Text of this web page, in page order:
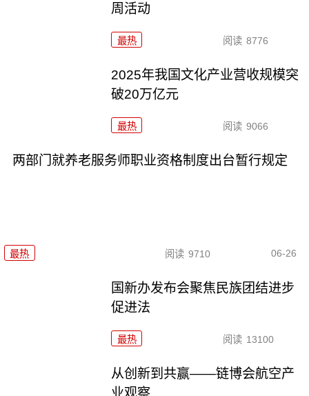
周活动
最热 阅读 8776
2025年我国文化产业营收规模突
破20万亿元
最热 阅读 9066
两部门就养老服务师职业资格制度出台暂行规定
最热 阅读 9710 06-26
国新办发布会聚焦民族团结进步
促进法
最热 阅读 13100
从创新到共赢——链博会航空产
业观察